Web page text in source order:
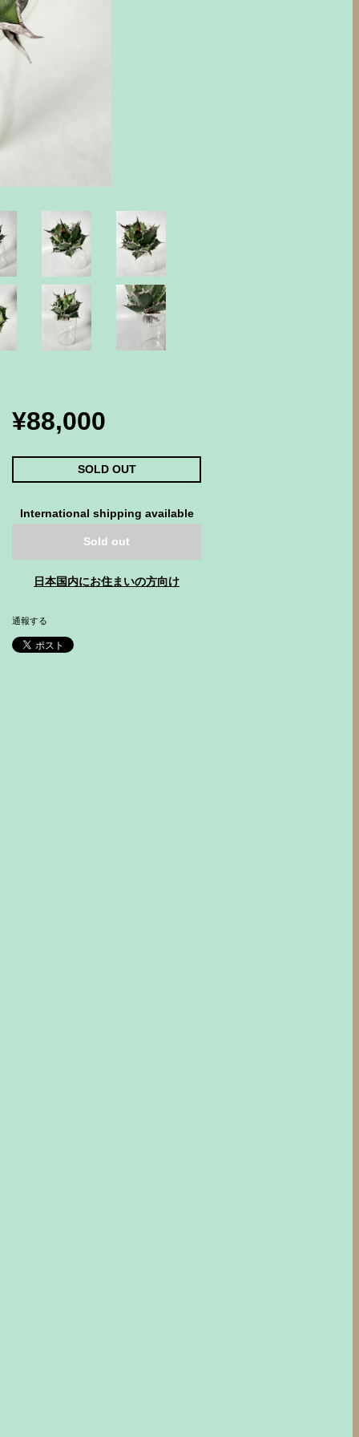
¥88,000
SOLD OUT
International shipping available
Sold out
日本国内にお住まいの方向け
通報する